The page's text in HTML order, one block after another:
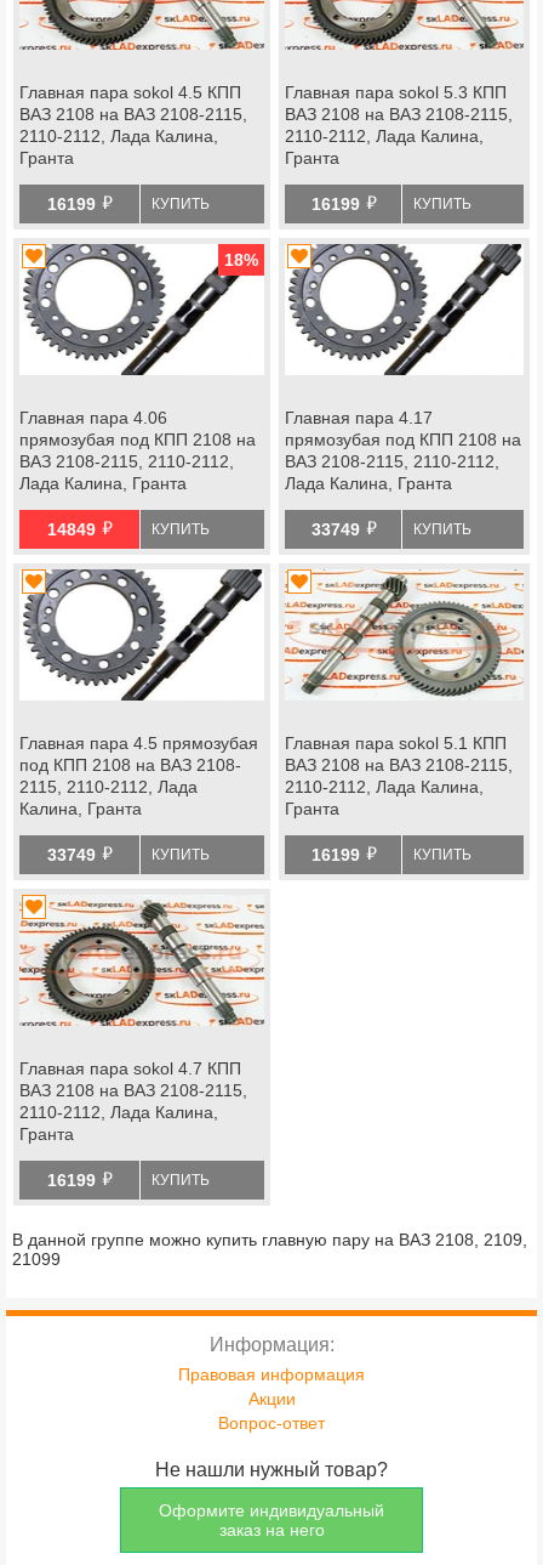
Главная пара sokol 4.5 КПП
ВАЗ 2108 на ВАЗ 2108-2115,
2110-2112, Лада Калина,
Гранта
16199 й КУПИТЬ
Главная пара sokol 5.3 КПП
ВАЗ 2108 на ВАЗ 2108-2115,
2110-2112, Лада Калина,
Гранта
16199 й КУПИТЬ
18%
Главная пара 4.06
прямозубая под КПП 2108 на
ВАЗ 2108-2115, 2110-2112,
Лада Калина, Гранта
14849 й КУПИТЬ
Главная пара 4.17
прямозубая под КПП 2108 на
ВАЗ 2108-2115, 2110-2112,
Лада Калина, Гранта
33749 й КУПИТЬ
Главная пара 4.5 прямозубая
под КПП 2108 на ВАЗ 2108-
2115, 2110-2112, Лада
Калина, Гранта
33749 й КУПИТЬ
Главная пара sokol 5.1 КПП
ВАЗ 2108 на ВАЗ 2108-2115,
2110-2112, Лада Калина,
Гранта
16199 й КУПИТЬ
Главная пара sokol 4.7 КПП
ВАЗ 2108 на ВАЗ 2108-2115,
2110-2112, Лада Калина,
Гранта
16199 й КУПИТЬ
В данной группе можно купить главную пару на ВАЗ 2108, 2109,
21099
Информация:
Правовая информация
Акции
Вопрос-ответ
Не нашли нужный товар?
Оформите индивидуальный
заказ на него